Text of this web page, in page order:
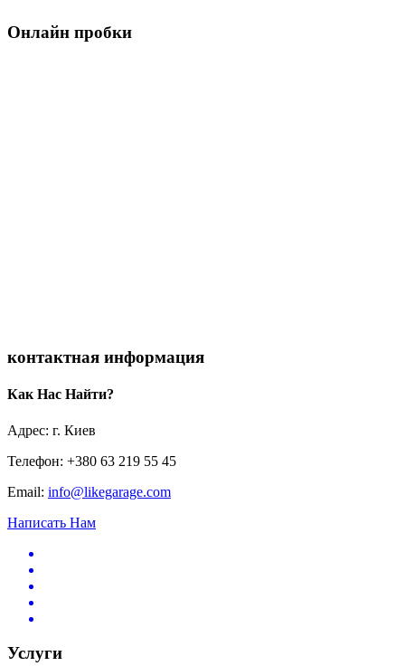
Онлайн пробки
контактная информация
Как Нас Найти?
Адрес: г. Киев
Телефон: +380 63 219 55 45
Email: info@likegarage.com
Написать Нам
Услуги